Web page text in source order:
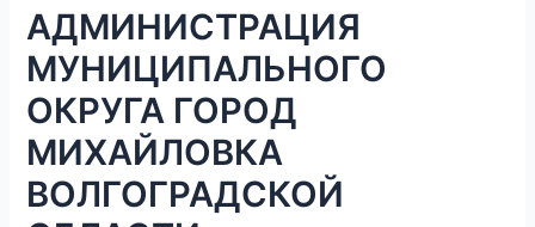
АДМИНИСТРАЦИЯ
МУНИЦИПАЛЬНОГО
ОКРУГА ГОРОД
МИХАЙЛОВКА
ВОЛГОГРАДСКОЙ